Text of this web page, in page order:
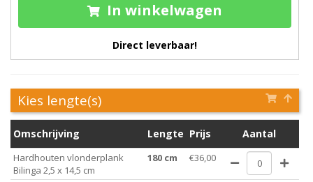
In winkelwagen
Direct leverbaar!
Kies lengte(s)
Omschrijving Lengte Prijs Aantal
Hardhouten vlonderplank
Bilinga 2,5 x 14,5 cm
180 cm €36,00